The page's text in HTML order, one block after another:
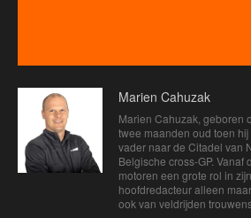
Marien Cahuzak
Marien Cahuzak, geboren
twee maanden oud toen
vader naar de Citadel van
Belgische cross-GP. Vanaf
motoren een grote rol in
hoofdredacteur alleen
ook van veldrijden